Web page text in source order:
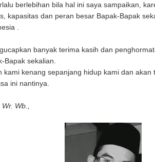
berlebihan bila hal ini saya sampaikan,
kapasitas dan peran besar Bapak-Bapak
.
banyak terima kasih dan
Bapak sekalian.
kami kenang sepanjang hidup kami dan
ini nantinya.
Wb.,